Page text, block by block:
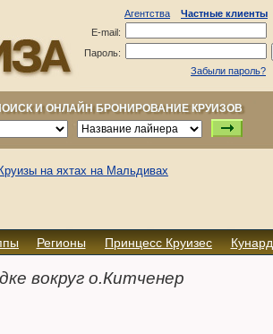
Агентства
Частные клиенты
E-mail:
Пароль:
Забыли пароль?
И ОНЛАЙН БРОНИРОВАНИЕ КРУИЗОВ
Регионы Принцесс Круизес Кунард
вокруг о.Китченер